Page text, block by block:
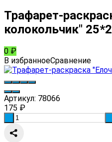
Трафарет-
колокольчик"
0 ₽
В избранноеСравнение
Артикул: 78066
175 ₽